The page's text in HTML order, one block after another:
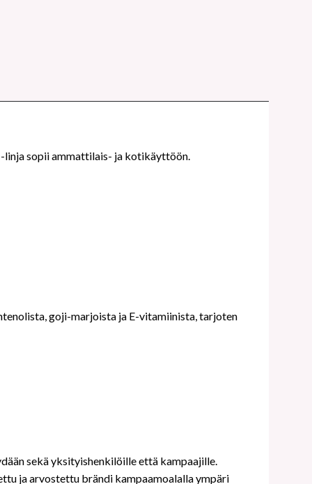
linja sopii ammattilais- ja kotikäyttöön.
goji-marjoista ja E-vitamiinista, tarjoten
sekä yksityishenkilöille että kampaajille.
ja arvostettu brändi kampaamoalalla ympäri